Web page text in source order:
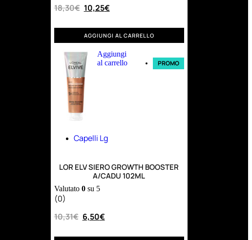
18,30€ 10,25€
AGGIUNGI AL CARRELLO
Aggiungi
al carrello
PROMO
Capelli Lg
LOR ELV SIERO GROWTH BOOSTER
A/CADU 102ML
Valutato 0su 5
(0)
10,31€ 6,50€